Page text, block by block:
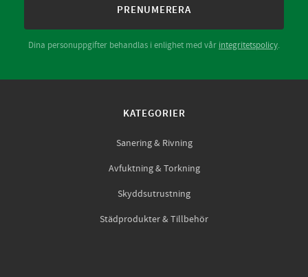
PRENUMERERA
Dina personuppgifter behandlas i enlighet med vår integritetspolicy.
KATEGORIER
Sanering & Rivning
Avfuktning & Torkning
Skyddsutrustning
Städprodukter & Tillbehör